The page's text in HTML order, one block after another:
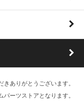
ありがとうございます。
ーツストアとなります。